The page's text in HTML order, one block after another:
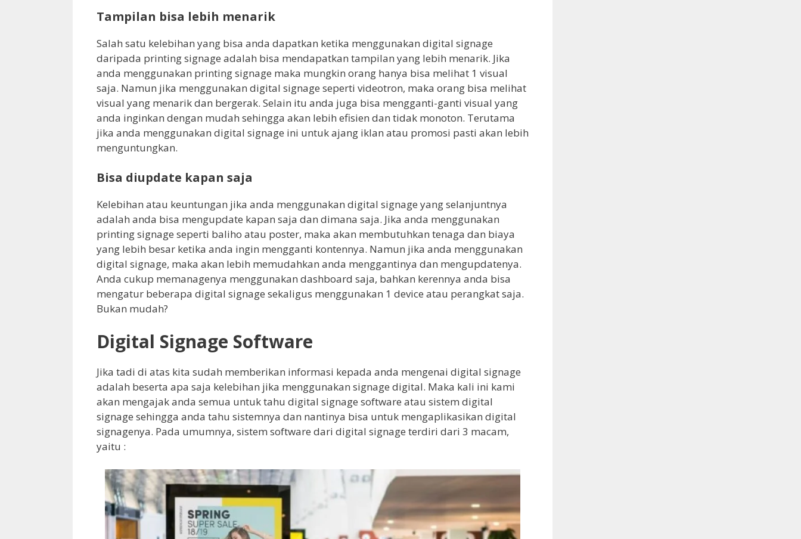
Tampilan bisa lebih menarik
Salah satu kelebihan yang bisa anda dapatkan ketika menggunakan digital signage
daripada printing signage adalah bisa mendapatkan tampilan yang lebih menarik. Jika
anda menggunakan printing signage maka mungkin orang hanya bisa melihat 1 visual
saja. Namun jika menggunakan digital signage seperti videotron, maka orang bisa melihat
visual yang menarik dan bergerak. Selain itu anda juga bisa mengganti-ganti visual yang
anda inginkan dengan mudah sehingga akan lebih efisien dan tidak monoton. Terutama
jika anda menggunakan digital signage ini untuk ajang iklan atau promosi pasti akan lebih
menguntungkan.
Bisa diupdate kapan saja
Kelebihan atau keuntungan jika anda menggunakan digital signage yang selanjuntnya
adalah anda bisa mengupdate kapan saja dan dimana saja. Jika anda menggunakan
printing signage seperti baliho atau poster, maka akan membutuhkan tenaga dan biaya
yang lebih besar ketika anda ingin mengganti kontennya. Namun jika anda menggunakan
digital signage, maka akan lebih memudahkan anda menggantinya dan mengupdatenya.
Anda cukup memanagenya menggunakan dashboard saja, bahkan kerennya anda bisa
mengatur beberapa digital signage sekaligus menggunakan 1 device atau perangkat saja.
Bukan mudah?
Digital Signage Software
Jika tadi di atas kita sudah memberikan informasi kepada anda mengenai digital signage
adalah beserta apa saja kelebihan jika menggunakan signage digital. Maka kali ini kami
akan mengajak anda semua untuk tahu digital signage software atau sistem digital
signage sehingga anda tahu sistemnya dan nantinya bisa untuk mengaplikasikan digital
signagenya. Pada umumnya, sistem software dari digital signage terdiri dari 3 macam,
yaitu :